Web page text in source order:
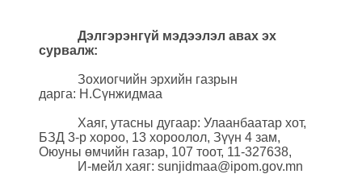
Дэлгэрэнгүй мэдээлэл авах эх
сурвалж:
Зохиогчийн эрхийн газрын
дарга: Н.Сүнжидмаа
Хаяг, утасны дугаар: Улаанбаатар хот,
БЗД 3-р хороо, 13 хороолол, Зүүн 4 зам,
Оюуны өмчийн газар, 107 тоот, 11-327638,
И-мейл хаяг: sunjidmaa@ipom.gov.mn